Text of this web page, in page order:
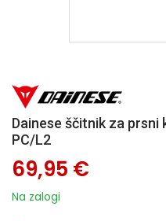
Dainese ščitnik za
PC/L2
69,95 €
Na zalogi